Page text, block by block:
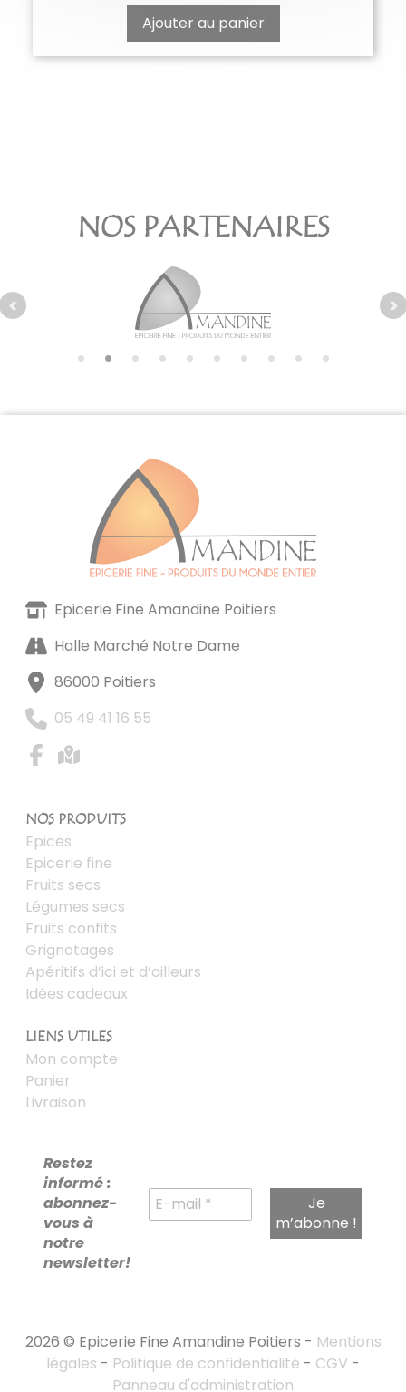
Ajouter au panier
NOS PARTENAIRES
Epicerie Fine Amandine Poitiers
Halle Marché Notre Dame
86000 Poitiers
05 49 41 16 55
NOS PRODUITS
Epices
Epicerie fine
Fruits secs
Légumes secs
Fruits confits
Grignotages
Apéritifs d’ici et d’ailleurs
Idées cadeaux
LIENS UTILES
Mon compte
Panier
Livraison
Restez
informé :
abonnez-
vous à
notre
newsletter!
2026 © Epicerie Fine Amandine Poitiers - Mentions
légales - Politique de confidentialité - CGV -
Panneau d'administration